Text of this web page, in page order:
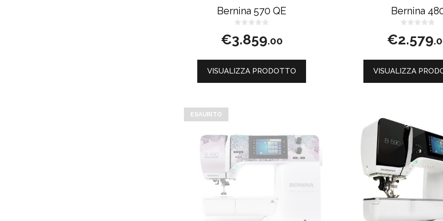
Bernina 570 QE
s
u
€3.859.00
VISUALIZZA PRODOTTO
Bernina
s
u
€2.579
VISUALIZZA
ESAURITO